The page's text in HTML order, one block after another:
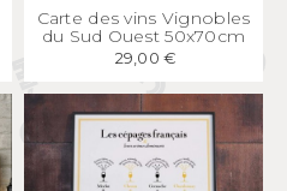
APERÇU RAPIDE
Carte des vins Vignobles
du Sud Ouest 50x70cm
29,00 €